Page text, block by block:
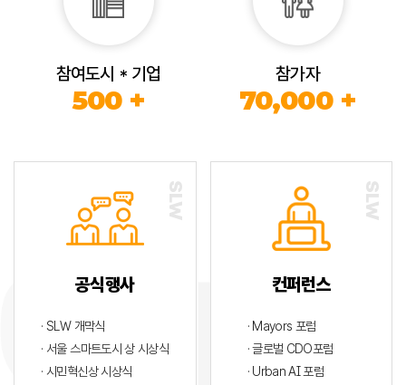
참여도시 * 기업
500 +
참가자
70,000 +
공식행사
· SLW 개막식
· 서울 스마트도시 상 시상식
· 시민혁신상 시상식
컨퍼런스
· Mayors 포럼
· 글로벌 CDO포럼
· Urban AI 포럼